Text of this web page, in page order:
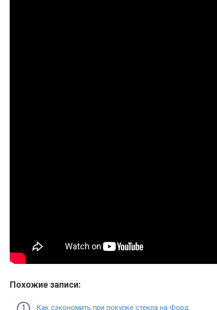
Похожие записи:
Как сэкономить при покупке стекла на Форд